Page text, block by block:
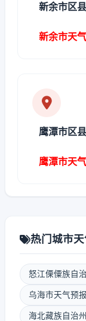
新余市区
新余市天
鹰潭市区
鹰潭市天
热门城市
怒江傈僳族自
乌海市天气预报
海北藏族自治